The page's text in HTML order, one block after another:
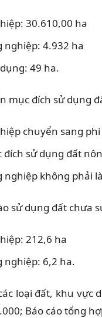
30.610,00 ha
nghiệp: 4.932 ha
49 ha.
mục đích sử dụng
chuyển sang
đích sử dụng đất
không phải
sử dụng đất chưa
212,6 ha
nghiệp: 6,2 ha.
loại đất, khu
Báo cáo tổng